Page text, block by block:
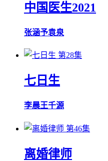
中国医生2021
张涵予袁泉
第28集
七日生
李晨王千源
第46集
离婚律师